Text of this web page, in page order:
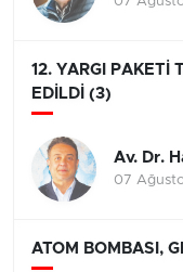
12. YARGI PAKETİ
EDİLDİ (3)
Av. Dr.
07
ATOM BOMBASI,